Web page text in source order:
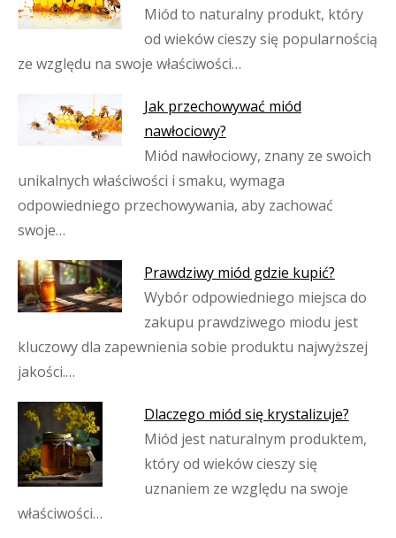
Miód to naturalny produkt, który
od wieków cieszy się popularnością
ze względu na swoje właściwości…
Jak przechowywać miód
nawłociowy?
Miód nawłociowy, znany ze swoich
unikalnych właściwości i smaku, wymaga
odpowiedniego przechowywania, aby zachować
swoje…
Prawdziwy miód gdzie kupić?
Wybór odpowiedniego miejsca do
zakupu prawdziwego miodu jest
kluczowy dla zapewnienia sobie produktu najwyższej
jakości.…
Dlaczego miód się krystalizuje?
Miód jest naturalnym produktem,
który od wieków cieszy się
uznaniem ze względu na swoje
właściwości…